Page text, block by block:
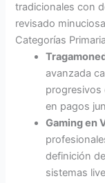
tradicionales con
revisado
Categorías
avanzada
progresivos
en pagos
Gaming en
definición
sistemas